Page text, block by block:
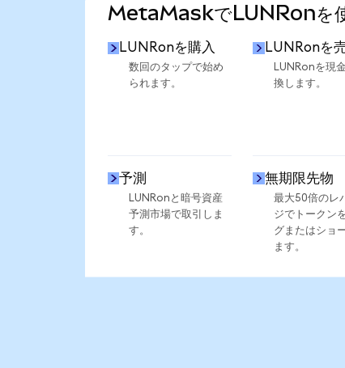
MetaMaskでLUNRonを
LUNRonを購入
数回のタップで始め
られます。
LUNRonを
LUNRonを現
換します。
予測
LUNRonと暗号資産
予測市場で取引しま
す。
無期限先物
最大50倍のレ
ジでトークン
グまたはショ
ます。